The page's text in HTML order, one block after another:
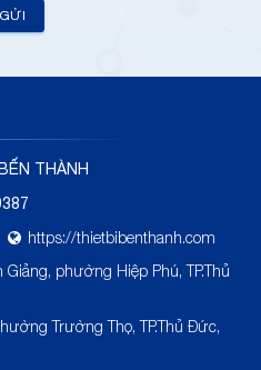
GỬI
THÀNH
https://thietbibenthanh.com
phường Hiệp Phú, TP.Thủ
Trường Thọ, TP.Thủ Đức,